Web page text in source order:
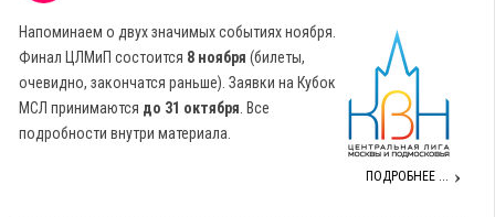
Напоминаем о двух значимых событиях ноября.
Финал ЦЛМиП состоится 8 ноября (билеты,
очевидно, закончатся раньше). Заявки на Кубок
МСЛ принимаются до 31 октября . Все
подробности внутри материала.
ПОДРОБНЕЕ ...